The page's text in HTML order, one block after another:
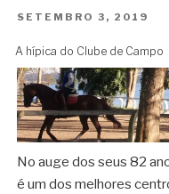
PUBLICADO
SETEMBRO 3, 2019
A hípica do Clube de Campo
No auge dos seus 82
é um dos melhores